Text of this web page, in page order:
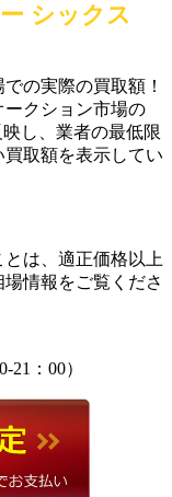
シックス
の実際の買取額！
クション市場の
し、業者の最低限
取額を表示してい
は、適正価格以上
情報をご覧くださ
21：00）